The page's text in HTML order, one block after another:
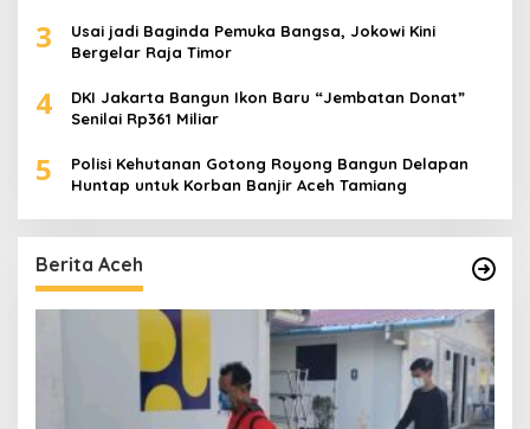
3
Usai jadi Baginda Pemuka Bangsa, Jokowi Kini
Bergelar Raja Timor
4
DKI Jakarta Bangun Ikon Baru “Jembatan Donat”
Senilai Rp361 Miliar
5
Polisi Kehutanan Gotong Royong Bangun Delapan
Huntap untuk Korban Banjir Aceh Tamiang
Berita Aceh